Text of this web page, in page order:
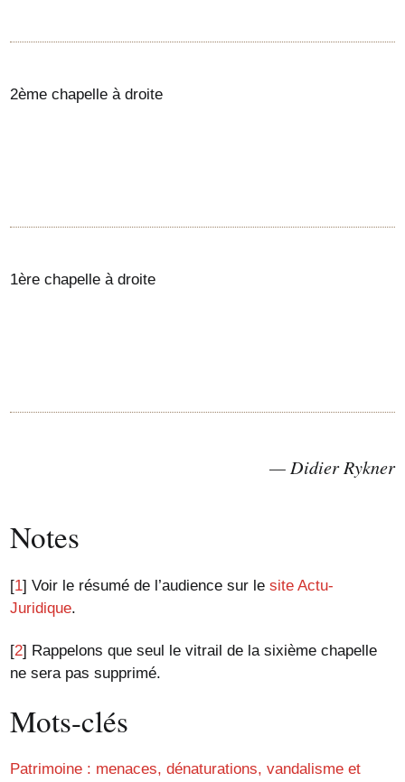
2ème chapelle à droite
1ère chapelle à droite
Didier Rykner
Notes
[1]Voir le résumé de l’audience sur lesite Actu-
Juridique.
[2] Rappelons que seul le vitrail de la sixième chapelle
ne sera pas supprimé.
Mots-clés
Patrimoine : menaces, dénaturations, vandalisme et